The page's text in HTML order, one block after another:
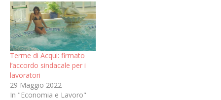
Terme di Acqui: firmato
l’accordo sindacale per i
lavoratori
29 Maggio 2022
In "Economia e Lavoro"